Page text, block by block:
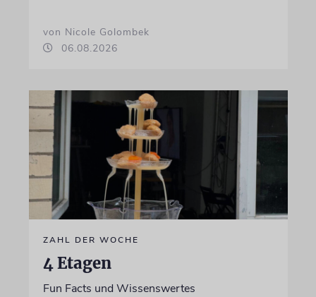
von Nicole Golombek
06.08.2026
ZAHL DER WOCHE
4 Etagen
Fun Facts und Wissenswertes